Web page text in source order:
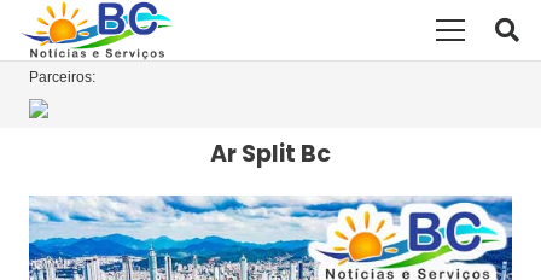
Parceiros:
Ar Split Bc